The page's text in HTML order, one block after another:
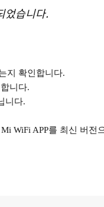
었습니다.
지 확인합니다.
니다.
니다.
WiFi APP를 최신 버전